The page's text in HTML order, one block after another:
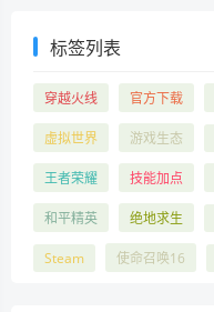
标签列表
穿越火线 官方下载
虚拟世界 游戏生态
王者荣耀 技能加点
和平精英 绝地求生
Steam 使命召唤16